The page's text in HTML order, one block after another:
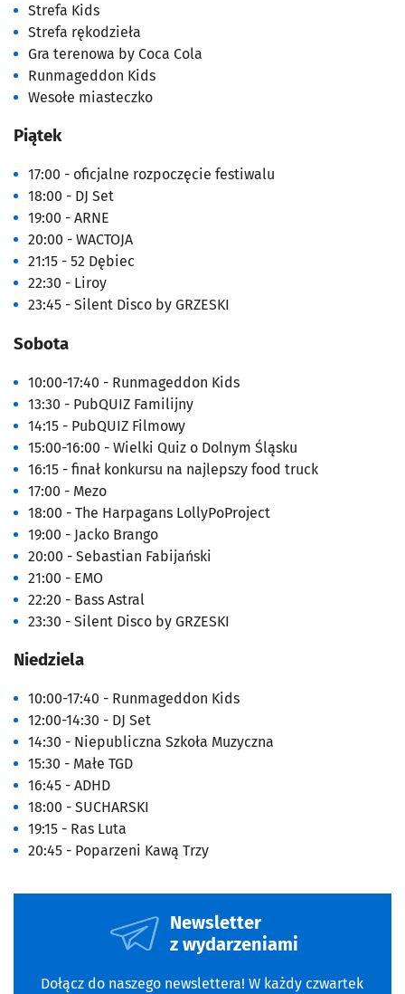
Strefa Kids
Strefa rękodzieła
Gra terenowa by Coca Cola
Runmageddon Kids
Wesołe miasteczko
Piątek
17:00 - oficjalne rozpoczęcie festiwalu
18:00 - DJ Set
19:00 - ARNE
20:00 - WACTOJA
21:15 - 52 Dębiec
22:30 - Liroy
23:45 - Silent Disco by GRZESKI
Sobota
10:00-17:40 - Runmageddon Kids
13:30 - PubQUIZ Familijny
14:15 - PubQUIZ Filmowy
15:00-16:00 - Wielki Quiz o Dolnym Śląsku
16:15 - finał konkursu na najlepszy food truck
17:00 - Mezo
18:00 - The Harpagans LollyPoProject
19:00 - Jacko Brango
20:00 - Sebastian Fabijański
21:00 - EMO
22:20 - Bass Astral
23:30 - Silent Disco by GRZESKI
Niedziela
10:00-17:40 - Runmageddon Kids
12:00-14:30 - DJ Set
14:30 - Niepubliczna Szkoła Muzyczna
15:30 - Małe TGD
16:45 - ADHD
18:00 - SUCHARSKI
19:15 - Ras Luta
20:45 - Poparzeni Kawą Trzy
Newsletter
z wydarzeniami
Dołącz do naszego newslettera! W każdy czwartek